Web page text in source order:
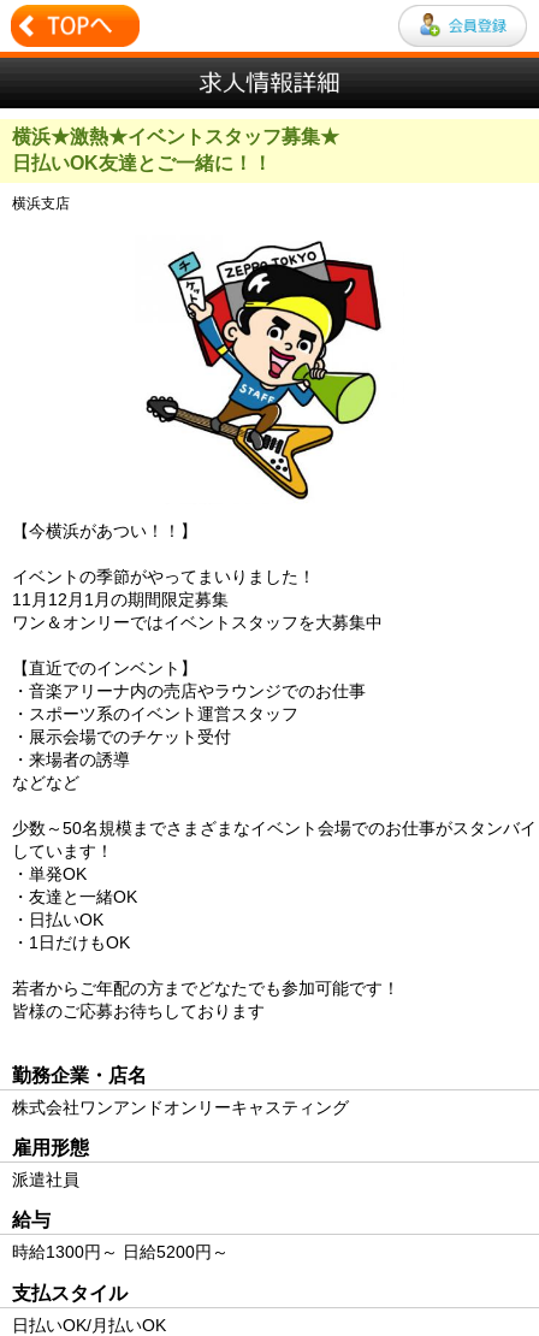
横浜★激熱★イベントスタッフ募集★
日払いOK友達とご一緒に！！
横浜支店
【今横浜があつい！！】
イベントの季節がやってまいりました！
11月12月1月の期間限定募集
ワン＆オンリーではイベントスタッフを大募集中
【直近でのインベント】
・音楽アリーナ内の売店やラウンジでのお仕事
・スポーツ系のイベント運営スタッフ
・展示会場でのチケット受付
・来場者の誘導
などなど
少数～50名規模までさまざまなイベント会場でのお仕事がスタンバイ
しています！
・単発OK
・友達と一緒OK
・日払いOK
・1日だけもOK
若者からご年配の方までどなたでも参加可能です！
皆様のご応募お待ちしております
勤務企業・店名
株式会社ワンアンドオンリーキャスティング
雇用形態
派遣社員
給与
時給1300円～ 日給5200円～
支払スタイル
日払いOK/月払いOK